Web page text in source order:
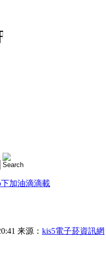
下加油滴滴載
来源： kis5電子菸資訊網